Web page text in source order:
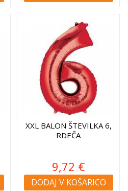
XXL BALON ŠTEVILKA 6,
RDEČA
9,72 €
DODAJ V KOŠARICO